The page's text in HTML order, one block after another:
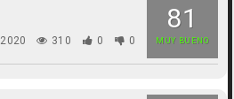
81
MUY BUENO
310 0 0